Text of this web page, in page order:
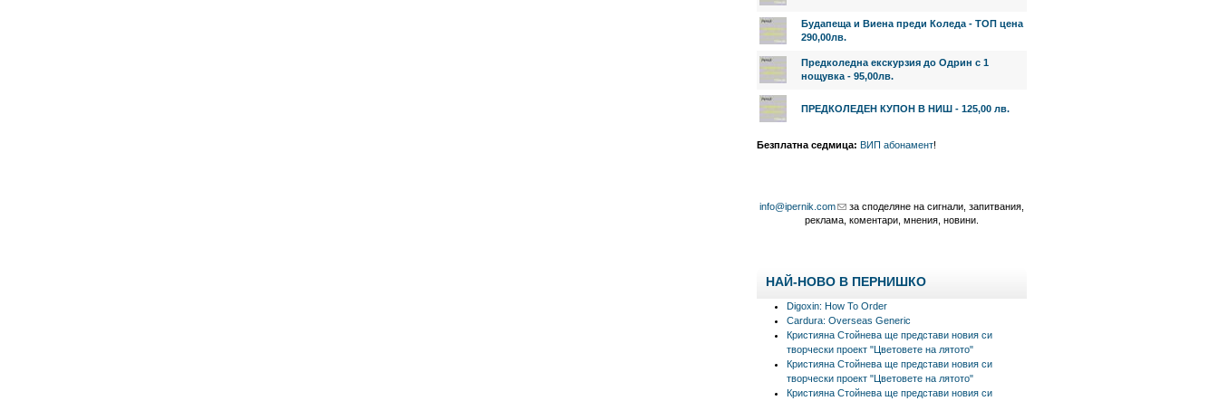
Будапеща и Виена преди Коледа - ТОП цена
290,00лв.
Предколедна екскурзия до Одрин с 1
нощувка - 95,00лв.
ПРЕДКОЛЕДЕН КУПОН В НИШ - 125,00 лв.
Безплатна седмица: ВИП абонамент!
info@ipernik.com
за споделяне на сигнали, запитвания,
реклама, коментари, мнения, новини.
НАЙ-НОВО В ПЕРНИШКО
Digoxin: How To Order
Cardura: Overseas Generic
Кристияна Стойнева ще представи новия си
творчески проект "Цветовете на лятото"
Кристияна Стойнева ще представи новия си
творчески проект "Цветовете на лятото"
Кристияна Стойнева ще представи новия си